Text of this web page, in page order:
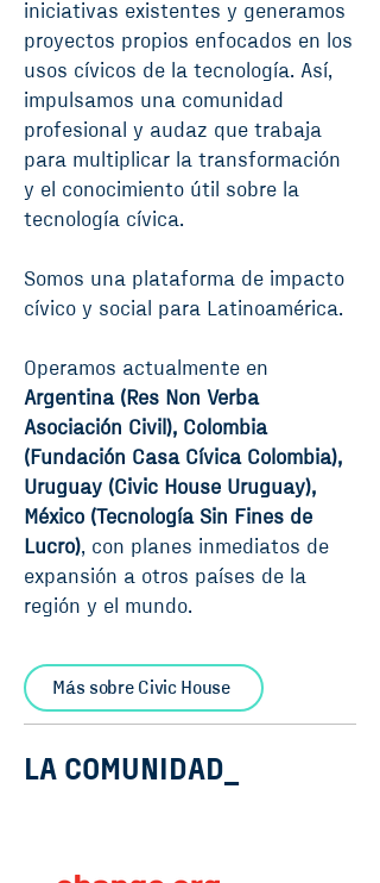
iniciativas existentes y generamos
proyectos propios enfocados en los
usos cívicos de la tecnología. Así,
impulsamos una comunidad
profesional y audaz que trabaja
para multiplicar la transformación
y el conocimiento útil sobre la
tecnología cívica.
Somos una plataforma de impacto
cívico y social para Latinoamérica.
Operamos actualmente en
Argentina (Res Non Verba
Asociación Civil), Colombia
(Fundación Casa Cívica Colombia),
Uruguay (Civic House Uruguay),
México (Tecnología Sin Fines de
Lucro), con planes inmediatos de
expansión a otros países de la
región y el mundo.
Más sobre Civic House
LA COMUNIDAD_